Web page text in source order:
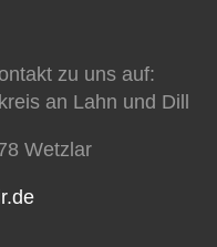
zu uns auf:
an Lahn und Dill
Wetzlar